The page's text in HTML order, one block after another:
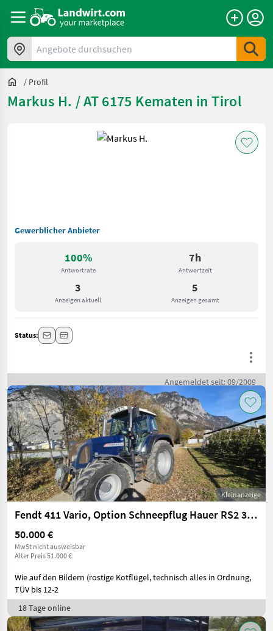
Angebote durchsuchen
/ Profil
Markus H. / AT 6175 Kematen in Tirol
Gewerblicher Anbieter
100%
Antwortrate
7h
Antwortzeit
3
Anzeigen aktuell
5
Anzeigen gesamt
Status:
Angemeldet seit: 09/2009
Kleinanzeige
Fendt 411 Vario, Option Schneepflug Hauer RS2 3.000
50.000 €
MwSt nicht ausweisbar
Alter Preis 51.000 €
Wie auf den Bildern (rostige Kotflügel, technisch alles in Ordnung,
TÜV bis 12-2
18 Tage online